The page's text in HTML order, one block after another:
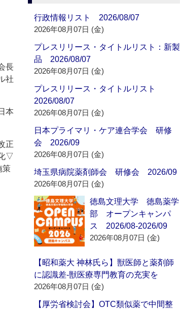
長
社
本
正
▽
策
行政情報リスト 2026/08/07
2026年08月07日 (金)
プレスリリース・タイトルリスト：新製
品 2026/08/07
2026年08月07日 (金)
プレスリリース・タイトルリスト
2026/08/07
2026年08月07日 (金)
日本プライマリ・ケア連合学会 研修
会 2026/09
2026年08月07日 (金)
埼玉県病院薬剤師会 研修会 2026/09
2026年08月07日 (金)
徳島文理大学 徳島薬学
部 オープンキャンパ
ス 2026/08-2026/09
2026年08月07日 (金)
【昭和薬大 神林氏ら】獣医師と薬剤師
に認識差‐獣医療専門教育の充実を
2026年08月07日 (金)
【厚労省検討会】OTC類似薬で中間整